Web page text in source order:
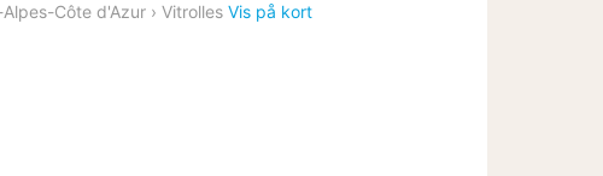
Côte d'Azur › Vitrolles Vis på kort